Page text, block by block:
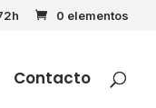
0 elementos
Contacto